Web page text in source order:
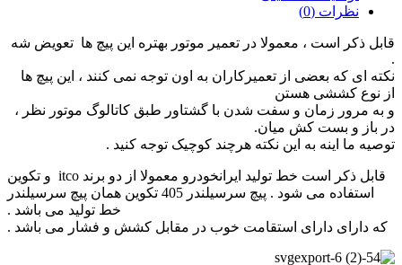
نظرات (0)
قابل ذکر است ، معمولا در تعمیر موتور بهتره این پیچ ها تعویض شه
.
نکته ای که بعضی از تعمیرکاران به اون توجه نمی کنند ، این پیچ ها
از نوع کششی هستن
و به مرور زمان و سفت شدن با گشتاور طبق کاتالوگ موتور نظر ،
در باز و بست کش میان.
توصیه ما اینه به این نکته هرچند کوچیک توجه کنید .
قابل ذکر است خط تولید ایرانخودرو معمولا از دو برند itco و تکوین
استفاده می شود . پیچ سرسیلندر 405 تکوین همان پیچ سرسیلندر
خط تولید می باشد .
که دارای دارای استقامت خوب در مقابل کشش و فشار می باشد .